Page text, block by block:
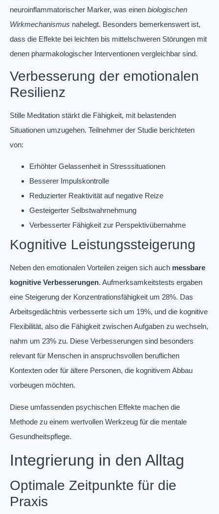
neuroinflammatorischer Marker, was einen biologischen
Wirkmechanismus nahelegt. Besonders bemerkenswert ist,
dass die Effekte bei leichten bis mittelschweren Störungen mit
denen pharmakologischer Interventionen vergleichbar sind.
Verbesserung der emotionalen
Resilienz
Stille Meditation stärkt die Fähigkeit, mit belastenden
Situationen umzugehen. Teilnehmer der Studie berichteten
von:
Erhöhter Gelassenheit in Stresssituationen
Besserer Impulskontrolle
Reduzierter Reaktivität auf negative Reize
Gesteigerter Selbstwahrnehmung
Verbesserter Fähigkeit zur Perspektivübernahme
Kognitive Leistungssteigerung
Neben den emotionalen Vorteilen zeigen sich auch messbare
kognitive Verbesserungen. Aufmerksamkeitstests ergaben
eine Steigerung der Konzentrationsfähigkeit um 28%. Das
Arbeitsgedächtnis verbesserte sich um 19%, und die kognitive
Flexibilität, also die Fähigkeit zwischen Aufgaben zu wechseln,
nahm um 23% zu. Diese Verbesserungen sind besonders
relevant für Menschen in anspruchsvollen beruflichen
Kontexten oder für ältere Personen, die kognitivem Abbau
vorbeugen möchten.
Diese umfassenden psychischen Effekte machen die
Methode zu einem wertvollen Werkzeug für die mentale
Gesundheitspflege.
Integrierung in den Alltag
Optimale Zeitpunkte für die
Praxis